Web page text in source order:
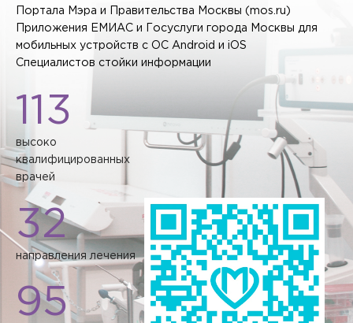
Портала Мэра и Правительства Москвы (mos.ru)
Приложения ЕМИАС и Госуслуги города Москвы для
мобильных устройств с ОС Android и iOS
Специалистов стойки информации
113
высоко
квалифицированных
врачей
32
направления лечения
95